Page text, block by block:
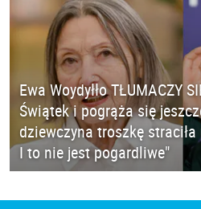
Ewa Woydyłło TŁUMACZY
Świątek i pogrąża się
dziewczyna troszkę
I to nie jest pogardliwe"